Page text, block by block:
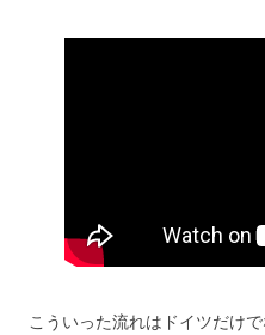
こういった流れはドイツだけ